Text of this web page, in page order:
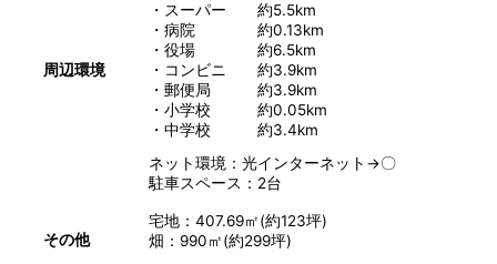
周辺環境
・スーパー 約5.5km
・病院 約0.13km
・役場 約6.5km
・コンビニ 約3.9km
・郵便局 約3.9km
・小学校 約0.05km
・中学校 約3.4km
その他
ネット環境：光インターネット→〇
駐車スペース：2台
宅地：407.69㎡(約123坪)
畑：990㎡(約299坪)